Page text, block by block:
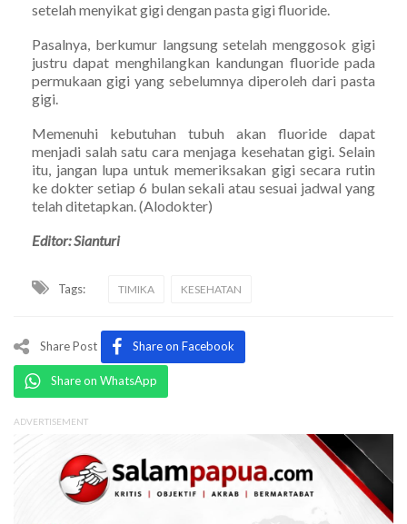
setelah menyikat gigi dengan pasta gigi fluoride.
Pasalnya, berkumur langsung setelah menggosok gigi
justru dapat menghilangkan kandungan fluoride pada
permukaan gigi yang sebelumnya diperoleh dari pasta
gigi.
Memenuhi kebutuhan tubuh akan fluoride dapat
menjadi salah satu cara menjaga kesehatan gigi. Selain
itu, jangan lupa untuk memeriksakan gigi secara rutin
ke dokter setiap 6 bulan sekali atau sesuai jadwal yang
telah ditetapkan. (Alodokter)
Editor: Sianturi
Tags: TIMIKA KESEHATAN
Share Post Share on Facebook
Share on WhatsApp
ADVERTISEMENT